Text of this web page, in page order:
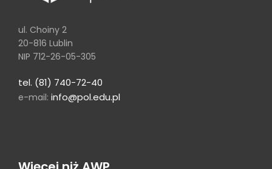
ul. Choiny 2
20-816 Lublin
NIP 712-26-05-305
tel. (81) 740-72-40
e-mail: info@pol.edu.pl